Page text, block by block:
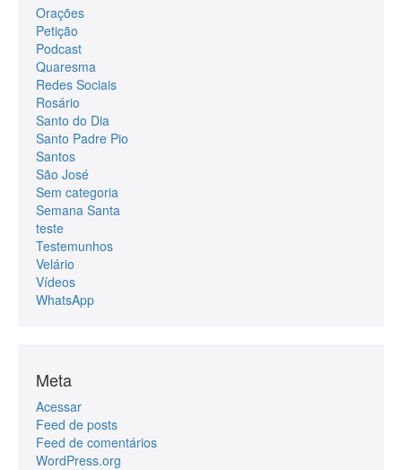
Orações
Petição
Podcast
Quaresma
Redes Sociais
Rosário
Santo do Dia
Santo Padre Pio
Santos
São José
Sem categoria
Semana Santa
teste
Testemunhos
Velário
Vídeos
WhatsApp
Meta
Acessar
Feed de posts
Feed de comentários
WordPress.org